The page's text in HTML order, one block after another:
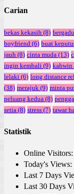
Carian
bekas kekasih (8)
boyfriend (6) buat
jauh (8) cinta muda (13)
ingin kembali (9) kahwin
lelaki (6) long distance
(38) merajuk (9) minta
peluang kedua (8)
setia (8) stress (7) tawar
Statistik
Online Visitors:
Today's Views:
Last 7 Days
Last 30 Days